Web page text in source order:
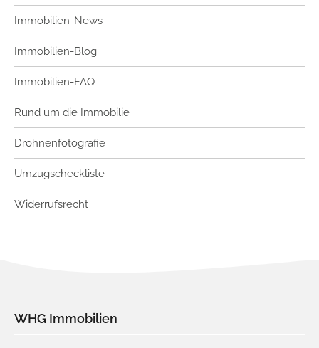
Immobilien-News
Immobilien-Blog
Immobilien-FAQ
Rund um die Immobilie
Drohnenfotografie
Umzugscheckliste
Widerrufsrecht
WHG Immobilien